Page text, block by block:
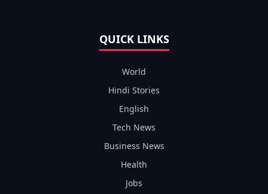
QUICK LINKS
World
Hindi Stories
English
Tech News
Business News
Health
Jobs